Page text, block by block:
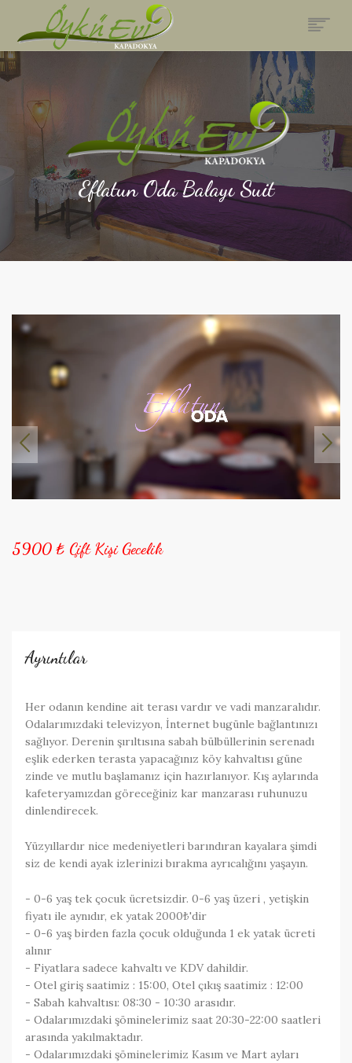
ANASAYFA
RESTAURANT
AKTIVITELER
PAKETLERIMIZ
GALERI
FIYATLAR & REZERVASYON
İLETIŞIM
Eflatun Oda Balayı Suit
5900 ₺ Çift Kişi Gecelik
Ayrıntılar
Her odanın kendine ait terası vardır ve vadi manzaralıdır.
Odalarımızdaki televizyon, İnternet bugünle bağlantınızı
sağlıyor. Derenin şırıltısına sabah bülbüllerinin serenadı
eşlik ederken terasta yapacağınız köy kahvaltısı güne
zinde ve mutlu başlamanız için hazırlanıyor. Kış aylarında
kafeteryamızdan göreceğiniz kar manzarası ruhunuzu
dinlendirecek.
Yüzyıllardır nice medeniyetleri barındıran kayalara şimdi
siz de kendi ayak izlerinizi bırakma ayrıcalığını yaşayın.
- 0-6 yaş tek çocuk ücretsizdir. 0-6 yaş üzeri , yetişkin
fiyatı ile aynıdır, ek yatak 2000₺'dir
- 0-6 yaş birden fazla çocuk olduğunda 1 ek yatak ücreti
alınır
- Fiyatlara sadece kahvaltı ve KDV dahildir.
- Otel giriş saatimiz : 15:00, Otel çıkış saatimiz : 12:00
- Sabah kahvaltısı: 08:30 - 10:30 arasıdır.
- Odalarımızdaki şöminelerimiz saat 20:30-22:00 saatleri
arasında yakılmaktadır.
- Odalarımızdaki şöminelerimiz Kasım ve Mart ayları